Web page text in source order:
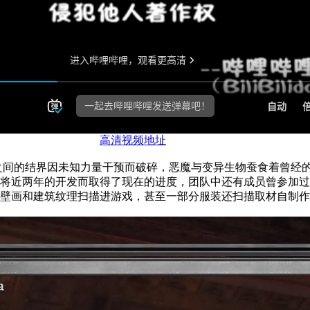
高清视频地址
结界因未知力量干预而破碎，恶魔与变异生物蚕食着曾
两年的开发而取得了现在的进度，团队中还有成员曾参
和建筑纹理扫描进游戏，甚至一部分服装还扫描取材自制